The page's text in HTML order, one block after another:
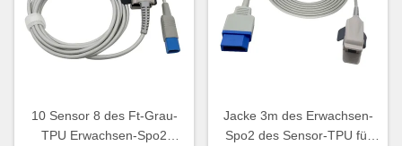
10 Sensor 8 des Ft-Grau-
TPU Erwachsen-Spo2
Jacke 3m des Erwachsen-
Spo2 des Sensor-TPU für